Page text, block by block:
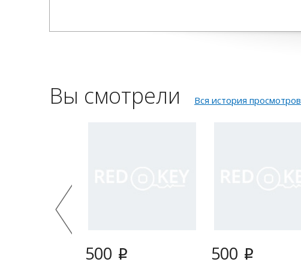
Вы смотрели Вся история просмотров
500 i 500 i